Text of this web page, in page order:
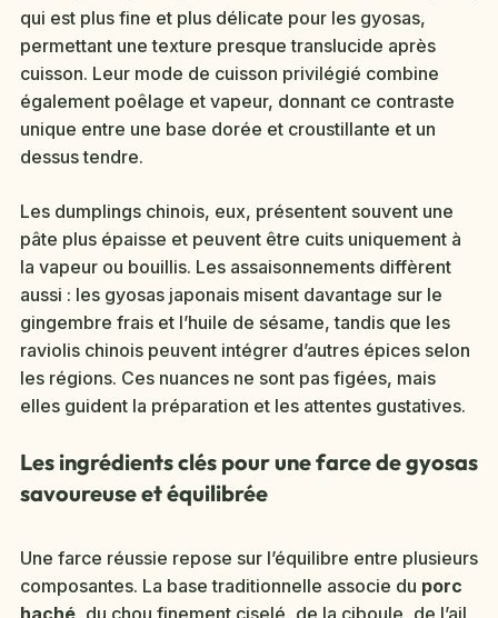
qui est plus fine et plus délicate pour les gyosas,
permettant une texture presque translucide après
cuisson. Leur mode de cuisson privilégié combine
également poêlage et vapeur, donnant ce contraste
unique entre une base dorée et croustillante et un
dessus tendre.
Les dumplings chinois, eux, présentent souvent une
pâte plus épaisse et peuvent être cuits uniquement à
la vapeur ou bouillis. Les assaisonnements diffèrent
aussi : les gyosas japonais misent davantage sur le
gingembre frais et l’huile de sésame, tandis que les
raviolis chinois peuvent intégrer d’autres épices selon
les régions. Ces nuances ne sont pas figées, mais
elles guident la préparation et les attentes gustatives.
Les ingrédients clés pour une farce de gyosas
savoureuse et équilibrée
Une farce réussie repose sur l’équilibre entre plusieurs
composantes. La base traditionnelle associe du porc